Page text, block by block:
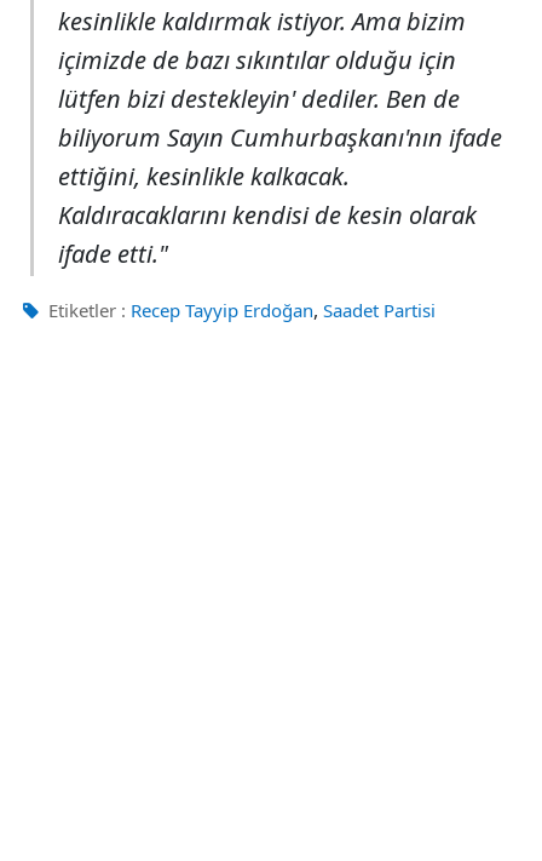
kesinlikle kaldırmak istiyor. Ama bizim
içimizde de bazı sıkıntılar olduğu için
lütfen bizi destekleyin' dediler. Ben de
biliyorum Sayın Cumhurbaşkanı'nın ifade
ettiğini, kesinlikle kalkacak.
Kaldıracaklarını kendisi de kesin olarak
ifade etti."
Etiketler : Recep Tayyip Erdoğan, Saadet Partisi